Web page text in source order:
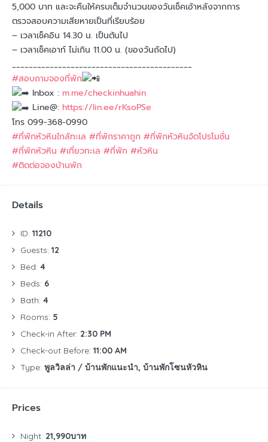
5,000 บาท และจะคืนให้ครบเต็มจำนวนของวันเช็คเอ้าหลังจากการ
ตรวจสอบความเสียหายเป็นที่เรียบร้อย
– เวลาเช็คอิน 14.30 น. เป็นต้นไป
– เวลาเช็คเอาท์ ไม่เกิน 11.00 น. (ของวันถัดไป)
___________________________________________
#สอบถามจองที่พัก
Inbox : m.me/checkinhuahin
Line@: https://lin.ee/rKsoPSe
โทร 099-368-0990
#ที่พักหัวหินใกล้ทะเล #ที่พักราคาถูก #ที่พักหัวหินจัดโปรโมชั่น
#ที่พักหัวหิน #เที่ยวทะเล #ที่พัก #หัวหิน
#ติดต่อจองบ้านพัก
Details
ID: 11210
Guests: 12
Bed: 4
Beds: 6
Bath: 4
Rooms: 5
Check-in After: 2:30 PM
Check-out Before: 11:00 AM
Type: พูลวิลล่า / บ้านพักแนะนำ, บ้านพักโซนหัวหิน
Prices
Night: 21,990บาท